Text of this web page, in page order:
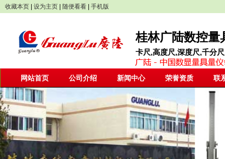
收藏本页 设为主页 随便看看 手机版
桂林广陆数控量
卡尺,高度尺,深度尺,千分
网站首页 公司介绍 新闻中心 荣誉资质 联